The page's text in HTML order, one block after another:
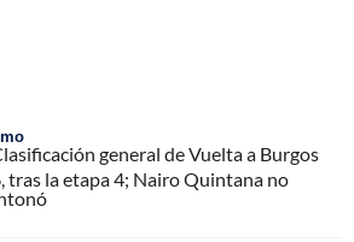
general de Vuelta a Burgos
tras la etapa 4; Nairo Quintana no